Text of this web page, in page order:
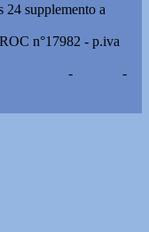
supplemento a
n°17982 - p.iva
-
-